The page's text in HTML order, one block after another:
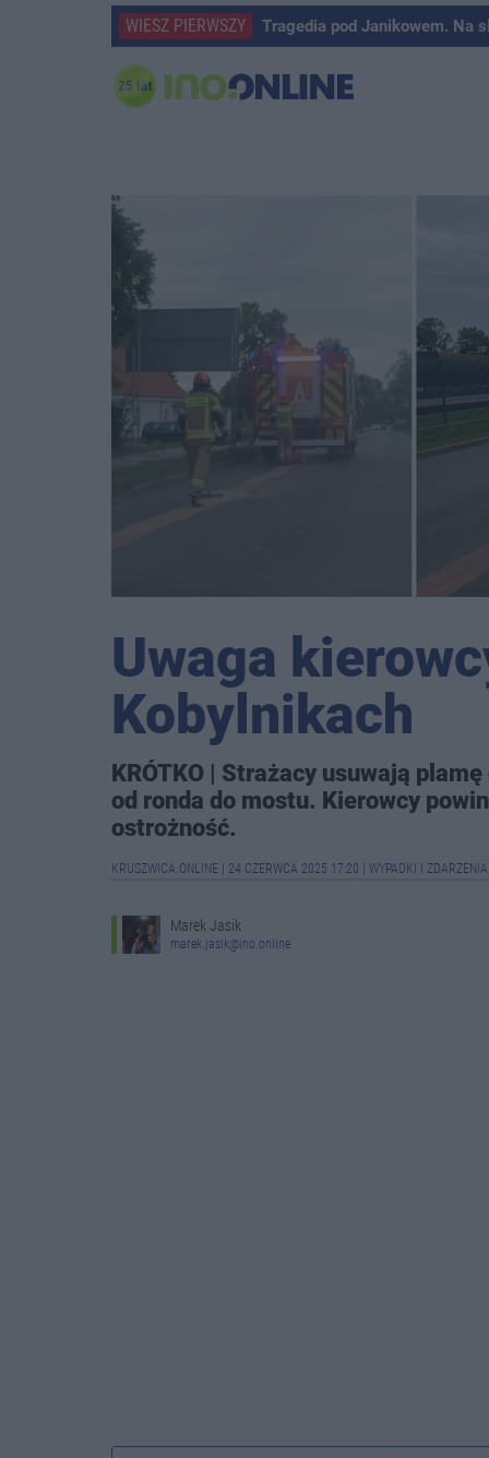
WIESZ PIERWSZY Tragedia pod Janikowem. Na
Uwaga
Kobylnikach
KRÓTKO | Strażacy usuwają
od ronda do mostu. Kierowcy
ostrożność.
KRUSZWICA.ONLINE 24 CZERWCA 2025 17:20 WYPADKI I ZDARZENIA
Marek Jasik
marek.jasik@ino.online